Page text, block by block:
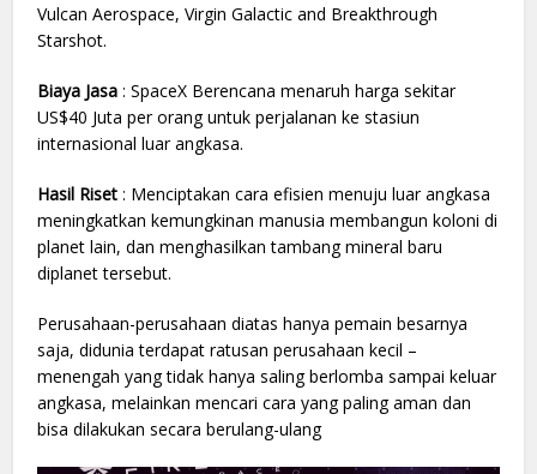
Vulcan Aerospace, Virgin Galactic and Breakthrough
Starshot.
Biaya Jasa : SpaceX Berencana menaruh harga sekitar
US$40 Juta per orang untuk perjalanan ke stasiun
internasional luar angkasa.
Hasil Riset : Menciptakan cara efisien menuju luar angkasa
meningkatkan kemungkinan manusia membangun koloni di
planet lain, dan menghasilkan tambang mineral baru
diplanet tersebut.
Perusahaan-perusahaan diatas hanya pemain besarnya
saja, didunia terdapat ratusan perusahaan kecil –
menengah yang tidak hanya saling berlomba sampai keluar
angkasa, melainkan mencari cara yang paling aman dan
bisa dilakukan secara berulang-ulang